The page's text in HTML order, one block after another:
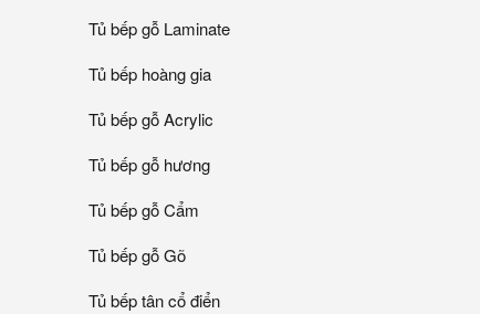
Tủ bếp gỗ Laminate
Tủ bếp hoàng gia
Tủ bếp gỗ Acrylic
Tủ bếp gỗ hương
Tủ bếp gỗ Cẩm
Tủ bếp gỗ Gõ
Tủ bếp tân cổ điển